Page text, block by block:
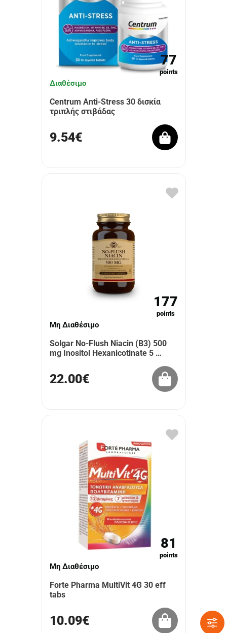
77
points
Διαθέσιμο
Centrum Anti-Stress 30 δισκία
τριπλής στιβάδας
9.54€
177
points
Μη Διαθέσιμο
Solgar No-Flush Niacin (Β3) 500
mg Inositol Hexanicotinate 5 …
22.00€
81
points
Μη Διαθέσιμο
Forte Pharma MultiVit 4G 30 eff
tabs
10.09€